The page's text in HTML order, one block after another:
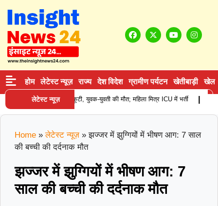
होम लेटेस्ट न्यूज़ राज्य देश विदेश ग्रामीण पर्यटन खेतीबाड़ी खेल
लेटेस्ट न्यूज़
खड़े कैंटर से टकराई स्कूटी, युवक-युवती की मौत; महिला मित्र ICU में भर्ती
Home » लेटेस्ट न्यूज़ »झज्जर में झुग्गियों में भीषण आग: 7 साल
की बच्ची की दर्दनाक मौत
झज्जर में झुग्गियों में भीषण आग: 7
साल की बच्ची की दर्दनाक मौत